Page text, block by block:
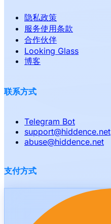
隐私政策
服务使用条款
合作伙伴
Looking Glass
博客
联系方式
Telegram Bot
support@hiddence.net
abuse@hiddence.net
支付方式